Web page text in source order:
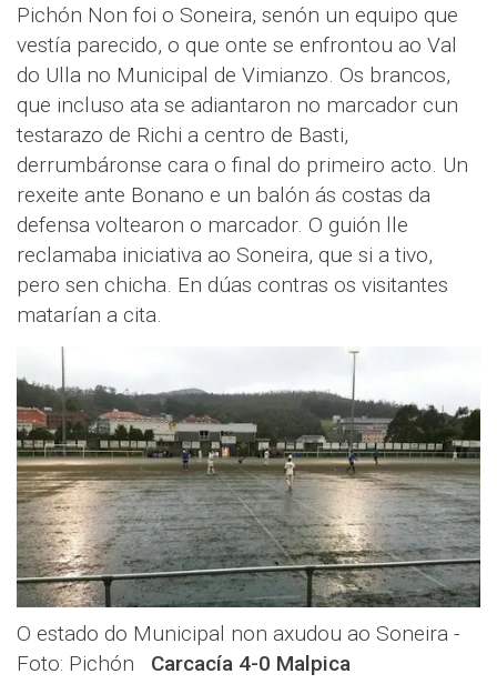
Pichón Non foi o Soneira, senón un equipo que
vestía parecido, o que onte se enfrontou ao Val
do Ulla no Municipal de Vimianzo. Os brancos,
que incluso ata se adiantaron no marcador cun
testarazo de Richi a centro de Basti,
derrumbáronse cara o final do primeiro acto. Un
rexeite ante Bonano e un balón ás costas da
defensa voltearon o marcador. O guión lle
reclamaba iniciativa ao Soneira, que si a tivo,
pero sen chicha. En dúas contras os visitantes
matarían a cita.
O estado do Municipal non axudou ao Soneira -
Foto: Pichón Carcacía 4-0 Malpica